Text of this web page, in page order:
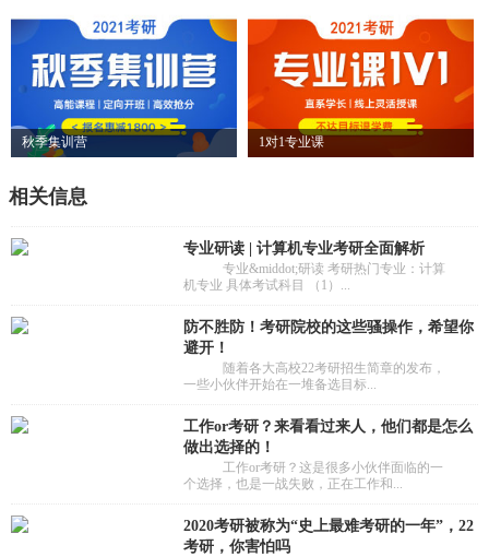
秋季集训营 1对1专业课
相关信息
专业研读 | 计算机专业考研全面解析
专业&middot;研读 考研热门专业：计算
机专业 具体考试科目 （1）...
防不胜防！考研院校的这些骚操作，希望你
避开！
随着各大高校22考研招生简章的发布，
一些小伙伴开始在一堆备选目标...
工作or考研？来看看过来人，他们都是怎么
做出选择的！
工作or考研？这是很多小伙伴面临的一
个选择，也是一战失败，正在工作和...
2020考研被称为“史上最难考研的一年”，22
考研，你害怕吗